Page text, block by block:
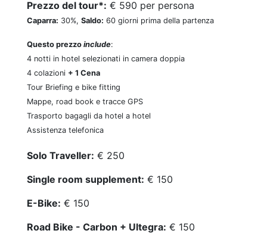
Prezzo del tour*: € 590 per persona
Caparra: 30%, Saldo: 60 giorni prima della partenza
Questo prezzo include:
4 notti in hotel selezionati in camera doppia
4 colazioni + 1 Cena
Tour Briefing e bike fitting
Mappe, road book e tracce GPS
Trasporto bagagli da hotel a hotel
Assistenza telefonica
Solo Traveller: € 250
Single room supplement: € 150
E-Bike: € 150
Road Bike - Carbon + Ultegra: € 150